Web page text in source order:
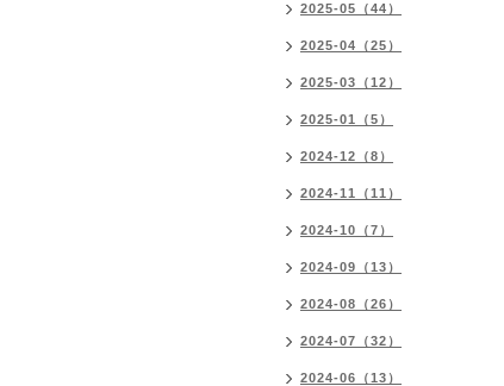
2025-05（44）
2025-04（25）
2025-03（12）
2025-01（5）
2024-12（8）
2024-11（11）
2024-10（7）
2024-09（13）
2024-08（26）
2024-07（32）
2024-06（13）